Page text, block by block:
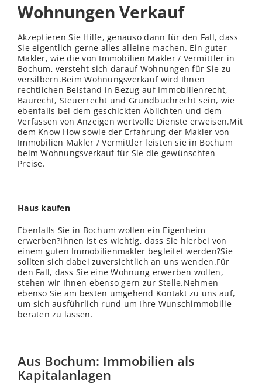
Wohnungen Verkauf
Akzeptieren Sie Hilfe, genauso dann für den Fall, dass
Sie eigentlich gerne alles alleine machen. Ein guter
Makler, wie die von Immobilien Makler / Vermittler in
Bochum, versteht sich darauf Wohnungen für Sie zu
versilbern.Beim Wohnungsverkauf wird Ihnen
rechtlichen Beistand in Bezug auf Immobilienrecht,
Baurecht, Steuerrecht und Grundbuchrecht sein, wie
ebenfalls bei dem geschickten Ablichten und dem
Verfassen von Anzeigen wertvolle Dienste erweisen.Mit
dem Know How sowie der Erfahrung der Makler von
Immobilien Makler / Vermittler leisten sie in Bochum
beim Wohnungsverkauf für Sie die gewünschten
Preise.
Haus kaufen
Ebenfalls Sie in Bochum wollen ein Eigenheim
erwerben?Ihnen ist es wichtig, dass Sie hierbei von
einem guten Immobilienmakler begleitet werden?Sie
sollten sich dabei zuversichtlich an uns wenden.Für
den Fall, dass Sie eine Wohnung erwerben wollen,
stehen wir Ihnen ebenso gern zur Stelle.Nehmen
ebenso Sie am besten umgehend Kontakt zu uns auf,
um sich ausführlich rund um Ihre Wunschimmobilie
beraten zu lassen.
Aus Bochum: Immobilien als
Kapitalanlagen